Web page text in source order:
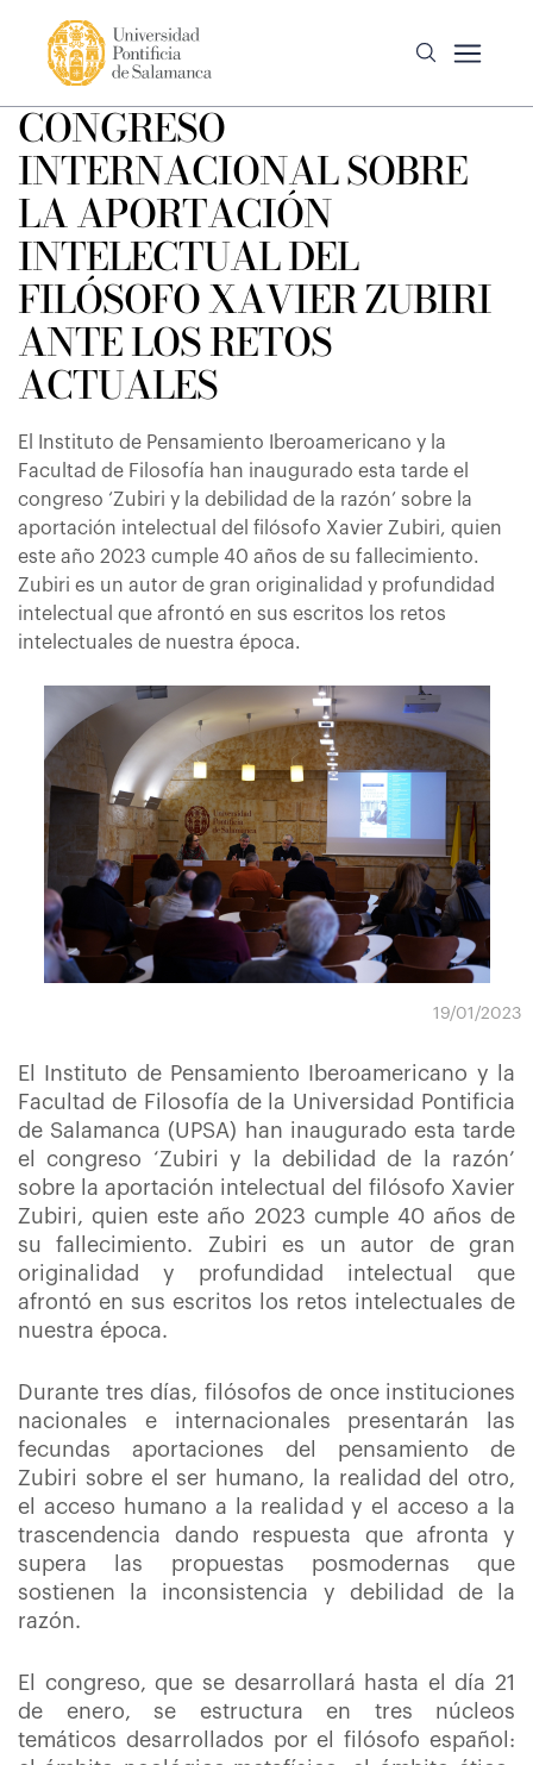
CONGRESO
INTERNACIONAL SOBRE
LA APORTACIÓN
INTELECTUAL DEL
FILÓSOFO XAVIER ZUBIRI
ANTE LOS RETOS
ACTUALES
El Instituto de Pensamiento Iberoamericano y la
Facultad de Filosofía han inaugurado esta tarde el
congreso ‘Zubiri y la debilidad de la razón’ sobre la
aportación intelectual del filósofo Xavier Zubiri, quien
este año 2023 cumple 40 años de su fallecimiento.
Zubiri es un autor de gran originalidad y profundidad
intelectual que afrontó en sus escritos los retos
intelectuales de nuestra época.
19/01/2023
El Instituto de Pensamiento Iberoamericano y la
Facultad de Filosofía de la Universidad Pontificia
de Salamanca (UPSA) han inaugurado esta tarde
el congreso ‘Zubiri y la debilidad de la razón’
sobre la aportación intelectual del filósofo Xavier
Zubiri, quien este año 2023 cumple 40 años de
su fallecimiento. Zubiri es un autor de gran
originalidad y profundidad intelectual que
afrontó en sus escritos los retos intelectuales de
nuestra época.
Durante tres días, filósofos de once instituciones
nacionales e internacionales presentarán las
fecundas aportaciones del pensamiento de
Zubiri sobre el ser humano, la realidad del otro,
el acceso humano a la realidad y el acceso a la
trascendencia dando respuesta que afronta y
supera las propuestas posmodernas que
sostienen la inconsistencia y debilidad de la
razón.
El congreso, que se desarrollará hasta el día 21
de enero, se estructura en tres núcleos
temáticos desarrollados por el filósofo español: